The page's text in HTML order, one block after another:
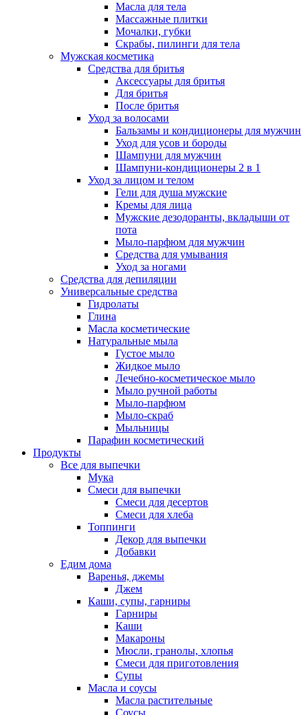
Масла для тела
Массажные плитки
Мочалки, губки
Скрабы, пилинги для тела
Мужская косметика
Средства для бритья
Аксессуары для бритья
Для бритья
После бритья
Уход за волосами
Бальзамы и кондиционеры для мужчин
Уход для усов и бороды
Шампуни для мужчин
Шампуни-кондиционеры 2 в 1
Уход за лицом и телом
Гели для душа мужские
Кремы для лица
Мужские дезодоранты, вкладыши от
пота
Мыло-парфюм для мужчин
Средства для умывания
Уход за ногами
Средства для депиляции
Универсальные средства
Гидролаты
Глина
Масла косметические
Натуральные мыла
Густое мыло
Жидкое мыло
Лечебно-косметическое мыло
Мыло ручной работы
Мыло-парфюм
Мыло-скраб
Мыльницы
Парафин косметический
Продукты
Все для выпечки
Мука
Смеси для выпечки
Смеси для десертов
Смеси для хлеба
Топпинги
Декор для выпечки
Добавки
Едим дома
Варенья, джемы
Джем
Каши, супы, гарниры
Гарниры
Каши
Макароны
Мюсли, гранолы, хлопья
Смеси для приготовления
Супы
Масла и соусы
Масла растительные
Соусы